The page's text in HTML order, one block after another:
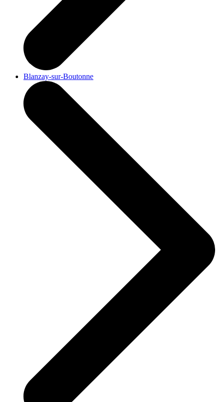
Blanzay-sur-Boutonne